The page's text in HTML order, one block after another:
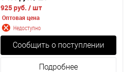
925 руб. / шт
Оптовая цена
Недоступно
Сообщить о поступлении
Подробнее